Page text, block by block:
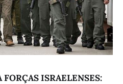
ISRAELENSES: